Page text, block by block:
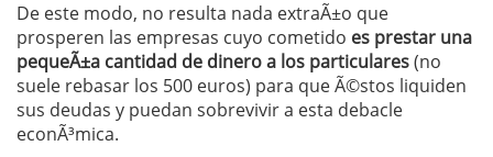
De este modo, no resulta nada extraÃ±o que
prosperen las empresas cuyo cometido es prestar una
pequeÃ±a cantidad de dinero a los particulares(no
suele rebasar los 500 euros) para que Ã©stos liquiden
sus deudas y puedan sobrevivir a esta debacle
econÃ³mica.